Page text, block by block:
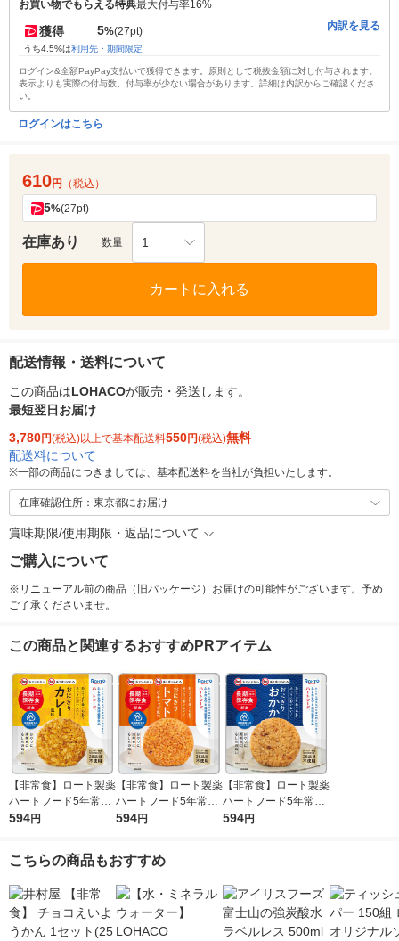
お買い物でもらえる特典最大付与率16%
獲得 5%(27pt)
うち4.5%は利用先・期間限定
内訳を見る
ログイン&全額PayPay支払いで獲得できます。原則として税抜金額に対し付与されます。
表示よりも実際の付与数、付与率が少ない場合があります。詳細は内訳からご確認くださ
い。
ログインはこちら
610円 （税込）
5%(27pt)
在庫あり 数量 1
カートに入れる
配送情報・送料について
この商品はLOHACOが販売・発送します。
最短翌日お届け
3,780円(税込)以上で基本配送料550円(税込)無料
配送料について
※一部の商品につきましては、基本配送料を当社が負担いたします。
在庫確認住所：東京都にお届け
賞味期限/使用期限・返品について
ご購入について
※リニューアル前の商品（旧パッケージ）お届けの可能性がございます。予め
ご了承くださいませ。
この商品と関連するおすすめPRアイテム
【非常食】ロート製薬
ハートフード5年常温
保存 おにぎり カレー
594円
【非常食】ロート製薬
ハートフード5年常温
保存おにぎり トマト
594円
【非常食】ロート製薬
ハートフード5年常温
保存おにぎり おかか
594円
こちらの商品もおすすめ